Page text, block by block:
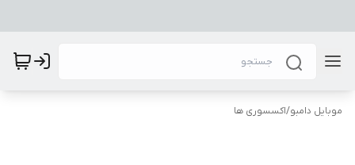
موبایل دامبو/اکسسوری ها